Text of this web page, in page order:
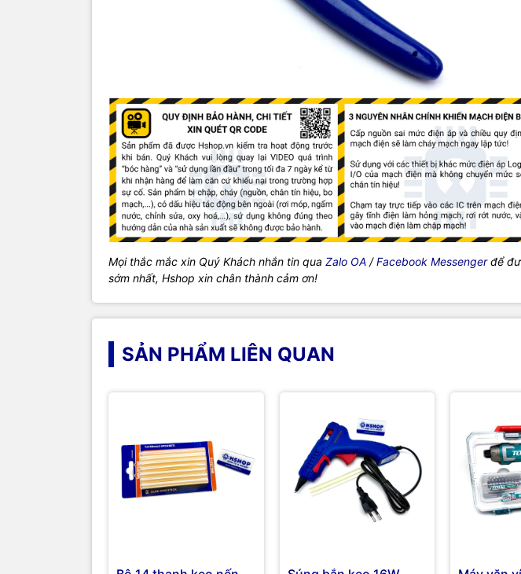
Mọi thắc mắc xin Quý Khách nhắn tin qua Zalo OA /Facebook Messengerđể
sớm nhất, Hshop xin chân thành cảm ơn!
SẢN PHẨM LIÊN QUAN